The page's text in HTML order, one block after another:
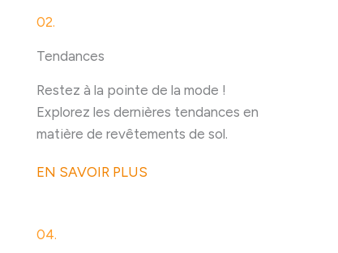
02.
Tendances
Restez à la pointe de la mode !
Explorez les dernières tendances en
matière de revêtements de sol.
EN SAVOIR PLUS
04.